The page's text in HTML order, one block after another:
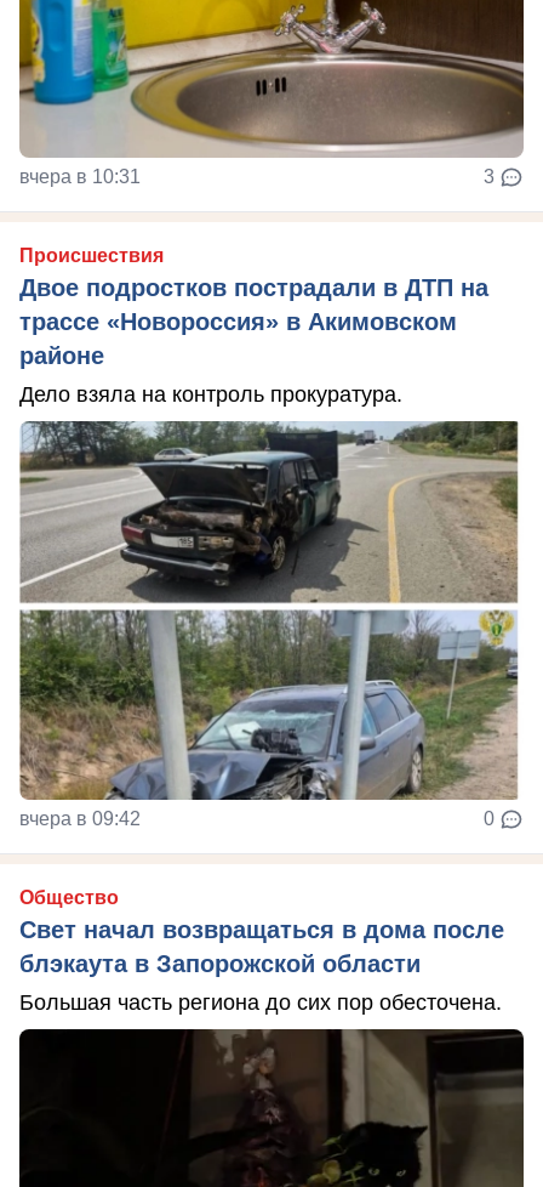
вчера в 10:31 3
Происшествия
Двое подростков пострадали в ДТП на
трассе «Новороссия» в Акимовском
районе
Дело взяла на контроль прокуратура.
вчера в 09:42 0
Общество
Свет начал возвращаться в дома после
блэкаута в Запорожской области
Большая часть региона до сих пор обесточена.